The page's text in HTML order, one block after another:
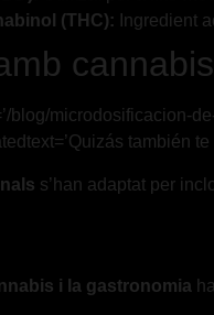
(THC): Ingredient
cannabis
blog/microdosificacion-
también te
s’han adaptat per
i la gastronomia